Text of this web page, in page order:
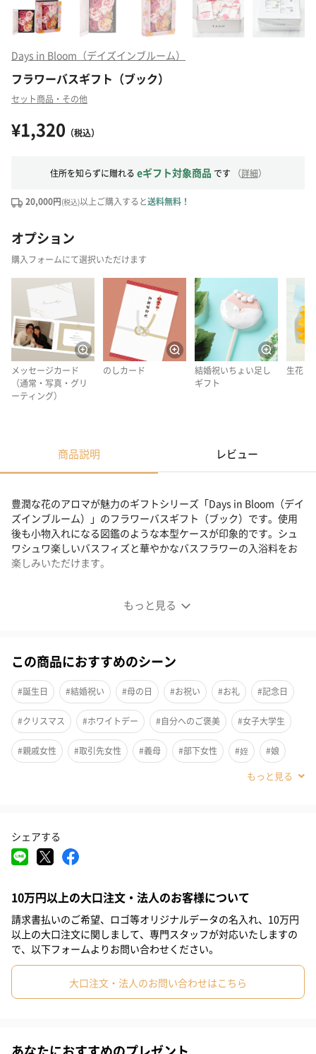
Days in Bloom（デイズインブルーム）
フラワーバスギフト（ブック）
セット商品・その他
¥1,320 （税込）
住所を知らずに贈れる eギフト対象商品 です （詳細）
20,000円(税込)以上ご購入すると送料無料！
オプション
購入フォームにて選択いただけます
メッセージカード
（通常・写真・グリ
ーティング）
のしカード
結婚祝いちょい足し
ギフト
生花
商品説明 レビュー
もっと見る
豊潤な花のアロマが魅力のギフトシリーズ「Days in Bloom（デイ
ズインブルーム）」のフラワーバスギフト（ブック）です。使用
後も小物入れになる図鑑のような本型ケースが印象的です。シュ
ワシュワ楽しいバスフィズと華やかなバスフラワーの入浴料をお
楽しみいただけます。
ローズカラーのブック型フラワーバスギフト
植物図鑑のような本型ケースに入ったフラワーバスギフトです。
ふんわりローズの香りがするシュワシュワ楽しいバスフィズと、
華やかなバスフラワーの入浴料（5個）がセットになっています。
華やかなものを好む女性に人気です。
この商品におすすめのシーン
#誕生日 #結婚祝い #母の日 #お祝い #お礼 #記念日
#クリスマス #ホワイトデー #自分へのご褒美 #女子大学生
#親戚女性 #取引先女性 #義母 #部下女性 #姪 #娘
#祖母 #母親
#30代 #40代
シェアする
10万円以上の大口注文・法人のお客様について
請求書払いのご希望、ロゴ等オリジナルデータの名入れ、10万円
以上の大口注文に関しまして、専門スタッフが対応いたしますの
で、以下フォームよりお問い合わせください。
大口注文・法人のお問い合わせはこちら